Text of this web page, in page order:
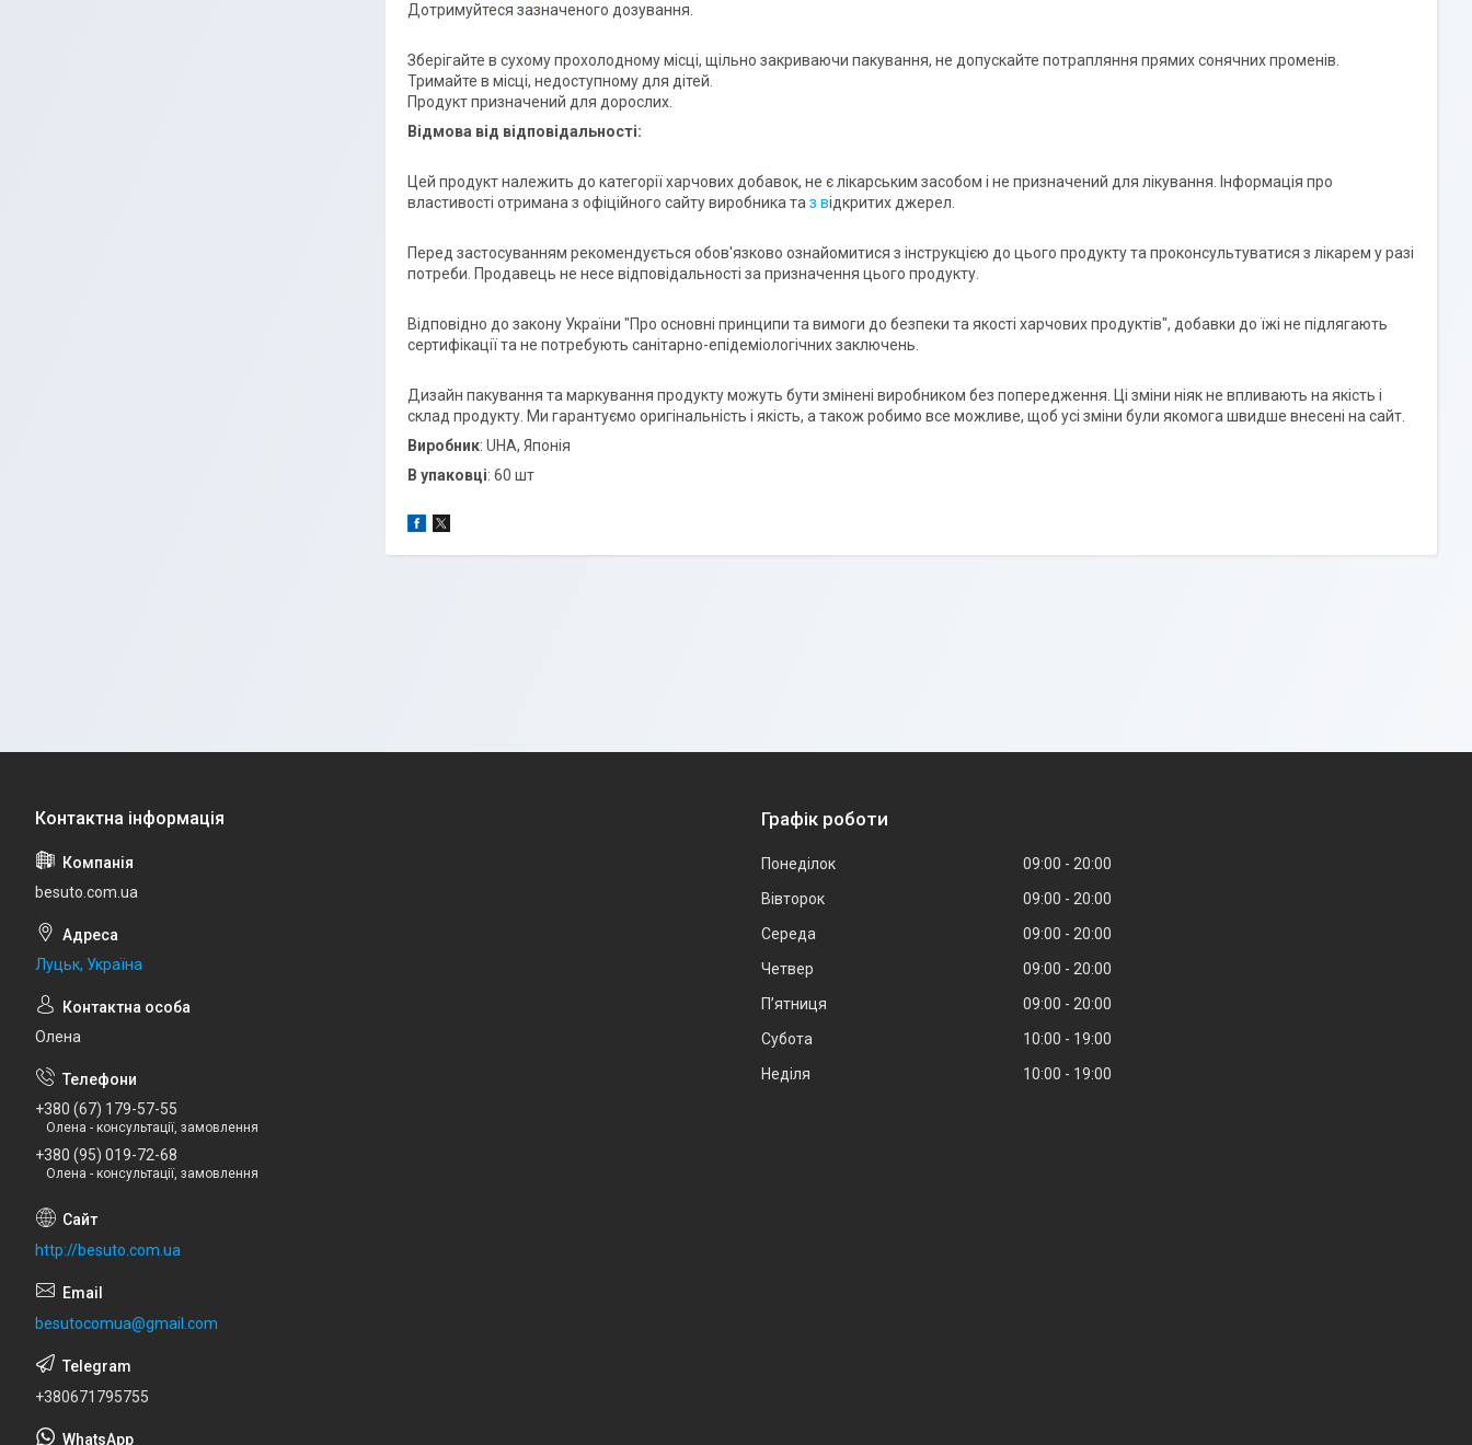
Дотримуйтеся зазначеного дозування.
Зберігайте в сухому прохолодному місці, щільно закриваючи пакування, не допускайте потрапляння прямих сонячних променів.
Тримайте в місці, недоступному для дітей.
Продукт призначений для дорослих.
Відмова від відповідальності:
Цей продукт належить до категорії харчових добавок, не є лікарським засобом і не призначений для лікування. Інформація про
властивості отримана з офіційного сайту виробника та з відкритих джерел.
Перед застосуванням рекомендується обов'язково ознайомитися з інструкцією до цього продукту та проконсультуватися з лікарем у разі
потреби. Продавець не несе відповідальності за призначення цього продукту.
Відповідно до закону України "Про основні принципи та вимоги до безпеки та якості харчових продуктів", добавки до їжі не підлягають
сертифікації та не потребують санітарно-епідеміологічних заключень.
Дизайн пакування та маркування продукту можуть бути змінені виробником без попередження. Ці зміни ніяк не впливають на якість і
склад продукту. Ми гарантуємо оригінальність і якість, а також робимо все можливе, щоб усі зміни були якомога швидше внесені на сайт.
Виробник: UHA, Японія
В упаковці: 60 шт
besuto.com.ua
Луцьк, Україна
Олена
+380 (67) 179-57-55
Олена - консультації, замовлення
+380 (95) 019-72-68
Олена - консультації, замовлення
http://besuto.com.ua
besutocomua@gmail.com
+380671795755
Графік роботи
Понеділок 09:00
20:00
Вівторок
09:00
20:00
Середа
09:00
20:00
Четвер
09:00
20:00
Пʼятниця
09:00
20:00
Субота
10:00
19:00
Неділя
10:00 19:00